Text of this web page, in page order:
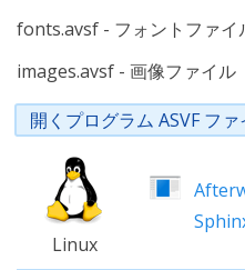
fonts.avsf - フォントファイ
images.avsf - 画像ファイル
開くプログラム ASVF フ
Linux